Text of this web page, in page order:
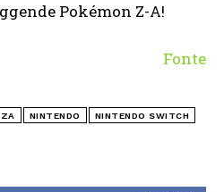
Pokémon Z-A!
Fonte
ZA NINTENDO NINTENDO SWITCH